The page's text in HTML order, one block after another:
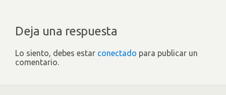
Deja una respuesta
Lo siento, debes estar conectado para publicar un
comentario.